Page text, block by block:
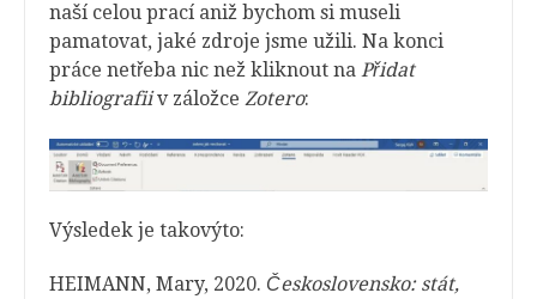
naší celou prací aniž bychom si museli
pamatovat, jaké zdroje jsme užili. Na konci
práce netřeba nic než kliknout na Přidat
bibliografiiv záložce Zotero:
Výsledek je takovýto:
HEIMANN, Mary, 2020. Československo: stát,